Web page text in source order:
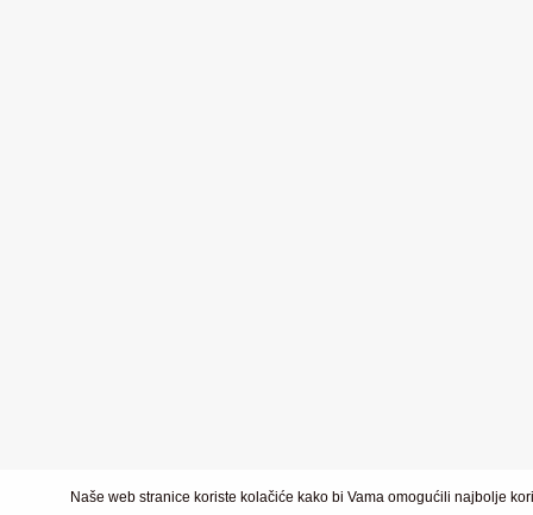
Naše web stranice koriste kolačiće kako bi Vama omogućili najbolje